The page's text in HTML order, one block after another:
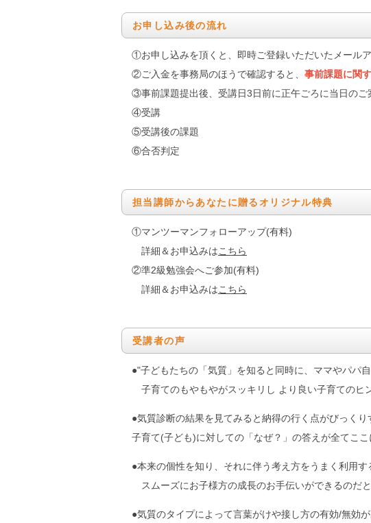
お申し込み後の流れ
①お申し込みを頂くと、即時ご登録いただいたメール
②ご入金を事務局のほうで確認すると、 事前課題に関
③事前課題提出後、受講日3日前に正午ごろに当日のご
④受講
⑤受講後の課題
⑥合否判定
担当講師からあなたに贈るオリジナル特典
①マンツーマンフォローアップ(有料)
詳細＆お申込みはこちら
②準2級勉強会へご参加(有料)
詳細＆お申込みはこちら
受講者の声
●"子どもたちの「気質」を知ると同時に、ママやパパ
子育てのもやもやがスッキリし より良い子育てのヒ
●気質診断の結果を見てみると納得の行く点がびっくり
子育て(子ども)に対しての「なぜ？」の答えが全てここ
●本来の個性を知り、それに伴う考え方をうまく利用す
スムーズにお子様方の成長のお手伝いができるのだ
●気質のタイプによって言葉がけや接し方の有効/無効が